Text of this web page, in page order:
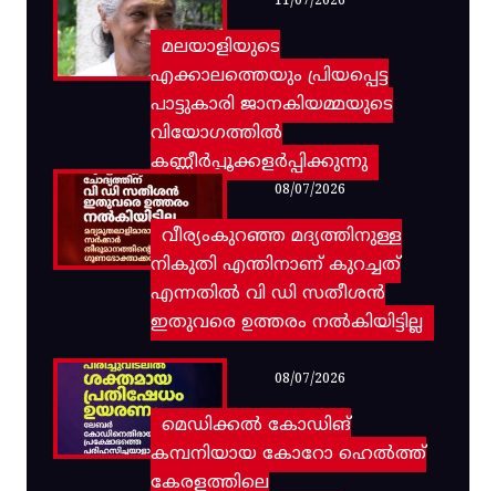
മലയാളിയുടെ
എക്കാലത്തെയും പ്രിയപ്പെട്ട
പാട്ടുകാരി ജാനകിയമ്മയുടെ
വിയോഗത്തിൽ
കണ്ണീർപ്പൂക്കളർപ്പിക്കുന്നു
വീര്യംകുറഞ്ഞ മദ്യത്തിനുള്ള
നികുതി എന്തിനാണ് കുറച്ചത്
എന്നതിൽ വി ഡി സതീശൻ
ഇതുവരെ ഉത്തരം നൽകിയിട്ടില്ല
08/07/2026
മെഡിക്കൽ കോഡിങ്
കമ്പനിയായ കോറോ ഹെൽത്ത്
കേരളത്തിലെ
08/07/2026